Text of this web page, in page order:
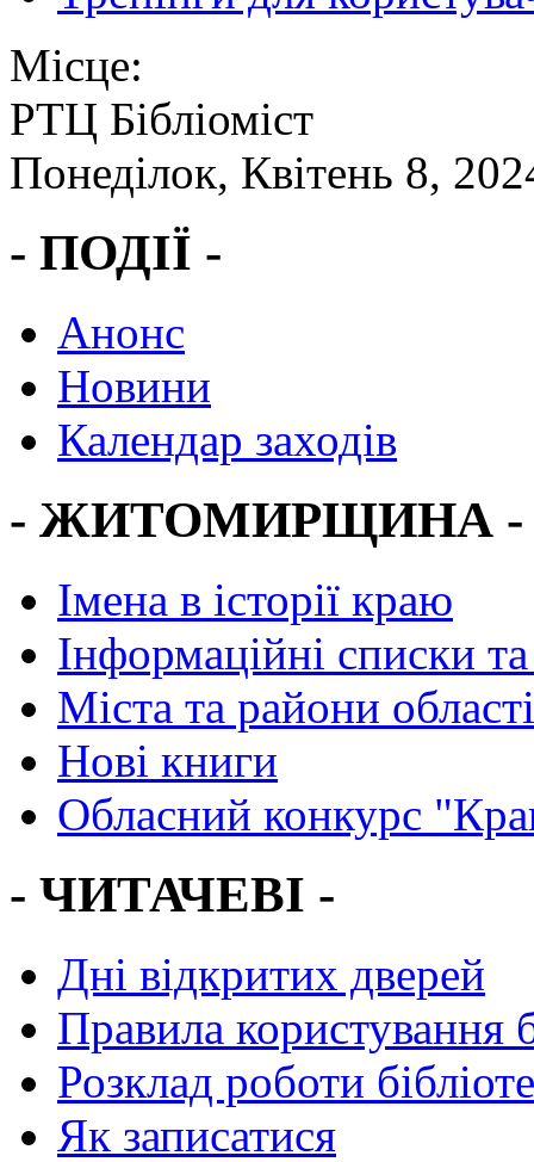
Місце:
РТЦ Бібліоміст
Понеділок, Квітень 8,
- ПОДІЇ -
Анонс
Новини
Календар заходів
- ЖИТОМИРЩИНА -
Імена в історії краю
Інформаційні списки
Міста та райони області
Нові книги
Обласний конкурс
- ЧИТАЧЕВІ -
Дні відкритих дверей
Правила користування
Розклад роботи
Як записатися